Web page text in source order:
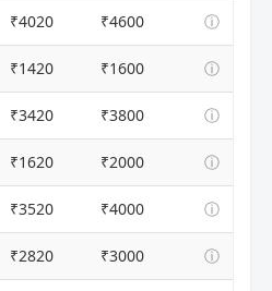
₹4020 ₹4600 ⓘ
₹1420 ₹1600 ⓘ
₹3420 ₹3800 ⓘ
₹1620 ₹2000 ⓘ
₹3520 ₹4000 ⓘ
₹2820 ₹3000 ⓘ